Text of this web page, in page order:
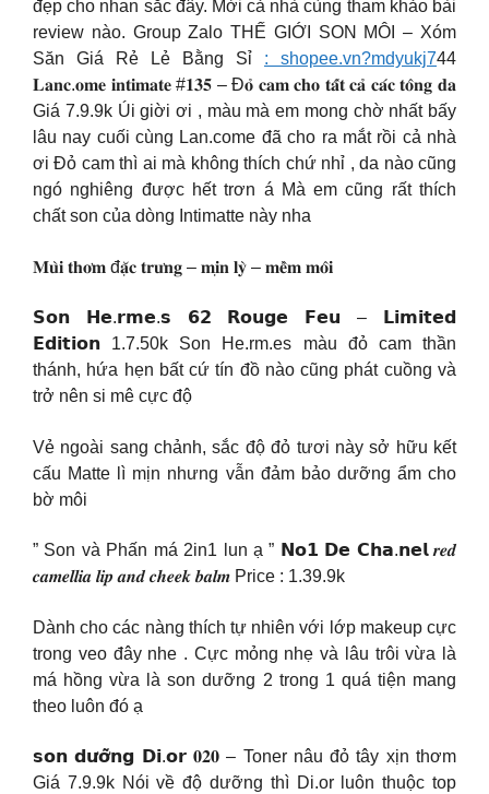
đẹp cho nhan sắc đây. Mời cả nhà cùng tham khảo bài
review nào. Group Zalo THẾ GIỚI SON MÔI – Xóm
Săn Giá Rẻ Lẻ Bằng Sỉ : shopee.vn?mdyukj744
𝐋𝐚𝐧𝐜.𝐨𝐦𝐞 𝐢𝐧𝐭𝐢𝐦𝐚𝐭𝐞 #𝟏𝟑𝟓 – Đ𝐨̉ 𝐜𝐚𝐦 𝐜𝐡𝐨 𝐭𝐚̂́𝐭 𝐜𝐚̉ 𝐜𝐚́𝐜 𝐭𝐨̂𝐧𝐠 𝐝𝐚
Giá 7.9.9k Úi giời ơi , màu mà em mong chờ nhất bấy
lâu nay cuối cùng Lan.come đã cho ra mắt rồi cả nhà
ơi Đỏ cam thì ai mà không thích chứ nhỉ , da nào cũng
ngó nghiêng được hết trơn á Mà em cũng rất thích
chất son của dòng Intimatte này nha
𝐌𝐮̀𝐢 𝐭𝐡𝐨̛𝐦 đ𝐚̣̆𝐜 𝐭𝐫𝐮̛𝐧𝐠 – 𝐦𝐢̣𝐧 𝐥𝐲̀ – 𝐦𝐞̂̀𝐦 𝐦𝐨̂𝐢
𝗦𝗼𝗻 𝗛𝗲.𝗿𝗺𝗲.𝘀 𝟲𝟮 𝗥𝗼𝘂𝗴𝗲 𝗙𝗲𝘂 – 𝗟𝗶𝗺𝗶𝘁𝗲𝗱
𝗘𝗱𝗶𝘁𝗶𝗼𝗻 1.7.50k Son He.rm.es màu đỏ cam thần
thánh, hứa hẹn bất cứ tín đồ nào cũng phát cuồng và
trở nên si mê cực độ
Vẻ ngoài sang chảnh, sắc độ đỏ tươi này sở hữu kết
cấu Matte lì mịn nhưng vẫn đảm bảo dưỡng ẩm cho
bờ môi
” Son và Phấn má 2in1 lun ạ ” 𝗡𝗼𝟭 𝗗𝗲 𝗖𝗵𝗮.𝗻𝗲𝗹 𝒓𝒆𝒅
𝒄𝒂𝒎𝒆𝒍𝒍𝒊𝒂 𝒍𝒊𝒑 𝒂𝒏𝒅 𝒄𝒉𝒆𝒆𝒌 𝒃𝒂𝒍𝒎 Price : 1.39.9k
Dành cho các nàng thích tự nhiên với lớp makeup cực
trong veo đây nhe . Cực mỏng nhẹ và lâu trôi vừa là
má hồng vừa là son dưỡng 2 trong 1 quá tiện mang
theo luôn đó ạ
𝘀𝗼𝗻 𝗱𝘂̛𝗼̛̃𝗻𝗴 𝗗𝗶.𝗼𝗿 𝟎𝟐𝟎 – Toner nâu đỏ tây xịn thơm
Giá 7.9.9k Nói về độ dưỡng thì Di.or luôn thuộc top